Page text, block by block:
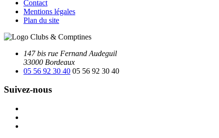
Contact
Mentions légales
Plan du site
147 bis rue Fernand Audeguil
33000 Bordeaux
05 56 92 30 40 05 56 92 30 40
Suivez-nous